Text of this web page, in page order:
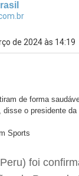
de 2024 às 14:19
de forma
o presidente
Sports
foi